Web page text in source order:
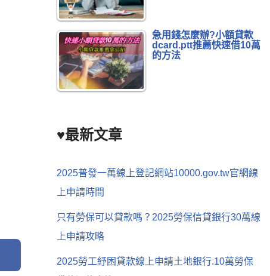
急用錢怎麼辦?小額貸款
dcard.ptt推薦快速借10萬
的方法
♥最新文章
2025普發一萬線上登記網站10000.gov.tw官網線
上申請時間
只有勞保可以貸款嗎？2025勞保信貸銀行30萬線
上申請攻略
2025勞工紓困貸款線上申請土地銀行.10萬勞保